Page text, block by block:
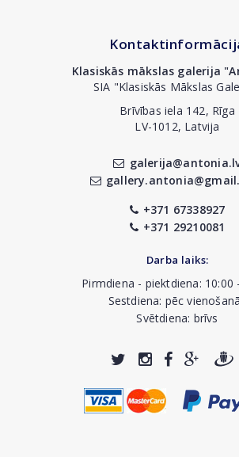
Klasiskās mākslas galerija
SIA "Klasiskās Mākslas
Brīvības iela 142, Rīga
LV-1012, Latvija
+371 67338927
+371 29210081
Darba laiks:
Pirmdiena - piektdiena: 10:00
Sestdiena: pēc
Svētdiena: brīvs